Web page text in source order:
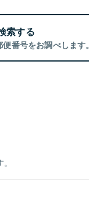
索する
番号をお調べします。